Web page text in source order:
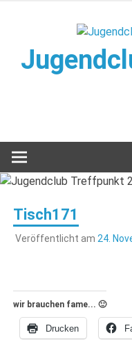
Tisch171
Veröffentlicht am 24.
wir brauchen fame... 🙂
Drucken